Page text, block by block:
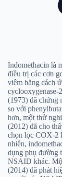
Indomethacin là
điều trị các cơn
viêm bằng cách
cyclooxygenase-
(1973) đã chứng
so với
hơn, một thử
(2012) đã cho
chọn lọc COX-2
nhiên,
dụng phụ đường
NSAID khác.
(2014) đã phát